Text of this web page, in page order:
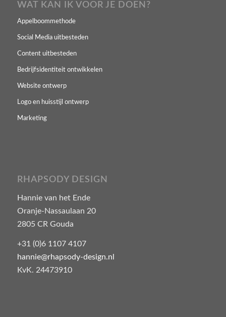
WAT KAN IK VOOR JE DOEN?
Appelboommethode
Social Media uitbesteden
Content uitbesteden
Bedrijfsidentiteit ontwikkelen
Website ontwerp
Logo en huisstijl ontwerp
Marketing
RHAPSODY DESIGN
Hannie van het Ende
Oranje-Nassaulaan 20
2805 CR Gouda
+31 (0)6 1107 4107
hannie@rhapsody-design.nl
KvK. 24473910